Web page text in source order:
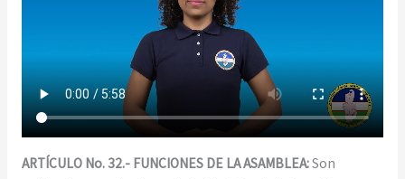
ARTÍCULO No. 32.- FUNCIONES DE LA ASAMBLEA:Son